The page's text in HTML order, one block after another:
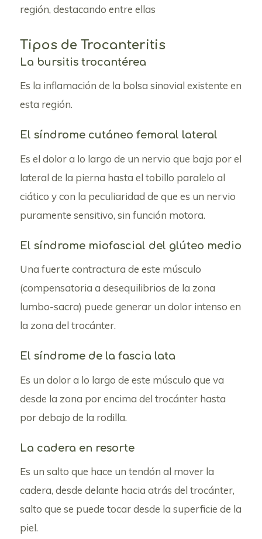
región, destacando entre ellas
Tipos de Trocanteritis
La bursitis trocantérea
Es la inflamación de la bolsa sinovial existente en
esta región.
El síndrome cutáneo femoral lateral
Es el dolor a lo largo de un nervio que baja por el
lateral de la pierna hasta el tobillo paralelo al
ciático y con la peculiaridad de que es un nervio
puramente sensitivo, sin función motora.
El síndrome miofascial del glúteo medio
Una fuerte contractura de este músculo
(compensatoria a desequilibrios de la zona
lumbo-sacra) puede generar un dolor intenso en
la zona del trocánter.
El síndrome de la fascia lata
Es un dolor a lo largo de este músculo que va
desde la zona por encima del trocánter hasta
por debajo de la rodilla.
La cadera en resorte
Es un salto que hace un tendón al mover la
cadera, desde delante hacia atrás del trocánter,
salto que se puede tocar desde la superficie de la
piel.